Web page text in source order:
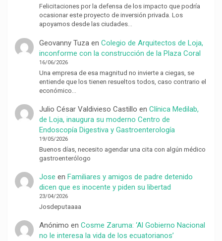
Felicitaciones por la defensa de los impacto que podría
ocasionar este proyecto de inversión privada. Los
apoyamos desde las ciudades…
Geovanny Tuzaen Colegio de Arquitectos de Loja,
inconforme con la construcción de la Plaza Coral
16/06/2026
Una empresa de esa magnitud no invierte a ciegas, se
entiende que los tienen resueltos todos, caso contrario el
económico…
Julio César Valdivieso Castillo en Clínica Medilab,
de Loja, inaugura su moderno Centro de
Endoscopía Digestiva y Gastroenterología
19/05/2026
Buenos días, necesito agendar una cita con algún médico
gastroenterólogo
Jose en Familiares y amigos de padre detenido
dicen que es inocente y piden su libertad
23/04/2026
Josdeputaaaa
Anónimo en Cosme Zaruma: ‘Al Gobierno Nacional
no le interesa la vida de los ecuatorianos’